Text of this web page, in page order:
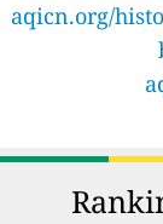
aqicn.org/